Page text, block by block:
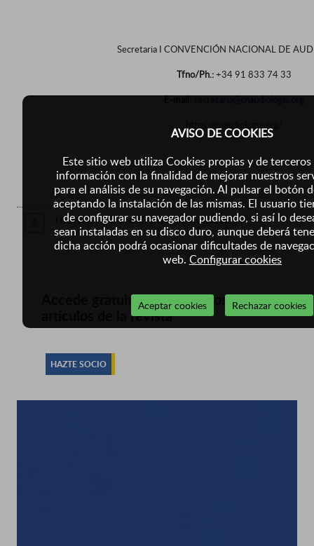
AVISO DE COOKIES
Este sitio web utiliza Cookies propias y de
información con la finalidad de mejorar nuestros
para el análisis de su navegación. Al pulsar el botón
aceptando la instalación de las mismas. El usuario
de configurar su navegador pudiendo, si así lo
sean instaladas en su disco duro, aunque deberá
dicha acción podrá ocasionar dificultades de
web. Configurar cookies
Aceptar cookies Rechazar cookies
Secretaria I CONVENCIÓN NACIONAL DE
Tfno/Ph.:+34 91 833 74 33
E-mail:secretaria@cnaudiologia.org
I CONVENCIÓN NACIONAL DE AUDIOLOGÍA
Accede gratuitamente a todos los
artículos de la revista
HAZTE SOCIO